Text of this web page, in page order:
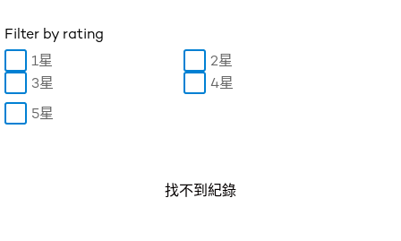
Filter by rating
1星
2星
3星
4星
5星
找不到紀錄